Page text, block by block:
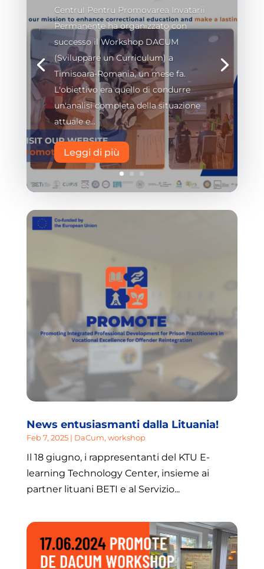
Centrul Pentru Promovarea Invatarii
Permanente ha organizzato con
successo il Workshop DACUM
(Sviluppare un Curriculum) a
Timisoara-Romania, un mese fa.
L'obiettivo era quello di condurre
un'analisi completa della situazione
attuale e...
Leggi di più
News entusiasmanti dalla Lituania!
Feb 7, 2025| DaCum, workshop
Il 18 giugno, i rappresentanti del KTU E-
learning Technology Center, insieme ai
partner lituani BETI e al Servizio...